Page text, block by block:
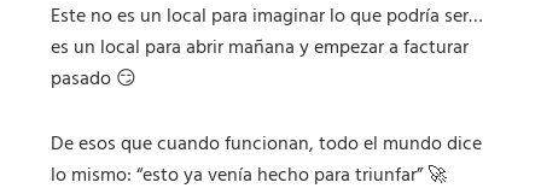
Este no es un local para imaginar lo que podría ser…
es un local para abrir mañana y empezar a facturar
pasado 😏
De esos que cuando funcionan, todo el mundo dice
lo mismo: “esto ya venía hecho para triunfar” 🚀